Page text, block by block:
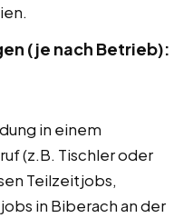
(je nach Betrieb):
in einem
(z.B. Tischler oder
Teilzeitjobs,
in Biberach an der